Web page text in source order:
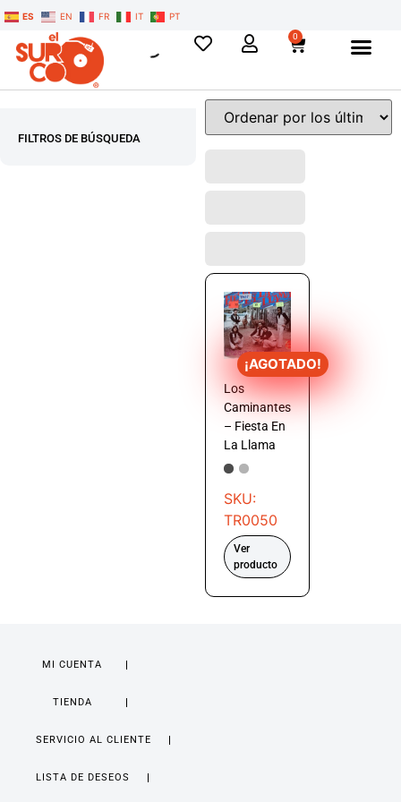
ES EN FR IT PT
0
FILTROS DE BÚSQUEDA
¡AGOTADO!
Los
Caminantes
– Fiesta En
La Llama
SKU:
TR0050
Ver
producto
MI CUENTA
TIENDA
SERVICIO AL CLIENTE
LISTA DE DESEOS